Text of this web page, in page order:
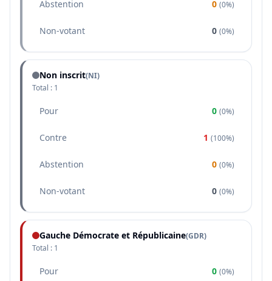
Abstention 0 (0%)
Non-votant 0 (0%)
Non inscrit(NI)
Total : 1
Pour 0 (0%)
Contre 1 (100%)
Abstention 0 (0%)
Non-votant 0 (0%)
Gauche Démocrate et Républicaine(GDR)
Total : 1
Pour 0 (0%)